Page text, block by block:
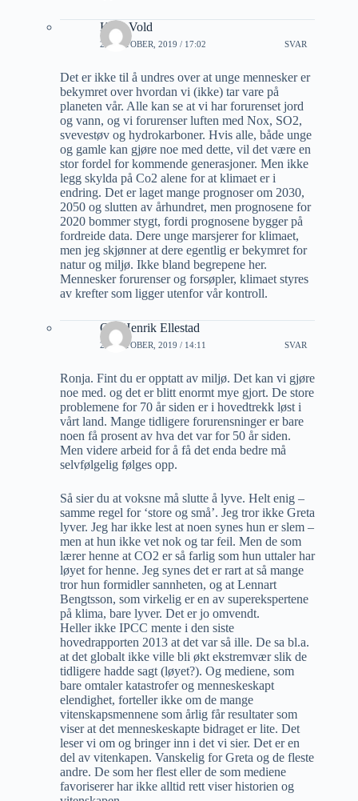
Knut Vold
20 OKTOBER, 2019 / 17:02 SVAR
Det er ikke til å undres over at unge mennesker er
bekymret over hvordan vi (ikke) tar vare på
planeten vår. Alle kan se at vi har forurenset jord
og vann, og vi forurenser luften med Nox, SO2,
svevestøv og hydrokarboner. Hvis alle, både unge
og gamle kan gjøre noe med dette, vil det være en
stor fordel for kommende generasjoner. Men ikke
legg skylda på Co2 alene for at klimaet er i
endring. Det er laget mange prognoser om 2030,
2050 og slutten av århundret, men prognosene for
2020 bommer stygt, fordi prognosene bygger på
fordreide data. Dere unge marsjerer for klimaet,
men jeg skjønner at dere egentlig er bekymret for
natur og miljø. Ikke bland begrepene her.
Mennesker forurenser og forsøpler, klimaet styres
av krefter som ligger utenfor vår kontroll.
Ole Henrik Ellestad
21 OKTOBER, 2019 / 14:11 SVAR
Ronja. Fint du er opptatt av miljø. Det kan vi gjøre
noe med. og det er blitt enormt mye gjort. De store
problemene for 70 år siden er i hovedtrekk løst i
vårt land. Mange tidligere forurensninger er bare
noen få prosent av hva det var for 50 år siden.
Men videre arbeid for å få det enda bedre må
selvfølgelig følges opp.
Så sier du at voksne må slutte å lyve. Helt enig –
samme regel for ‘store og små’. Jeg tror ikke Greta
lyver. Jeg har ikke lest at noen synes hun er slem –
men at hun ikke vet nok og tar feil. Men de som
lærer henne at CO2 er så farlig som hun uttaler har
løyet for henne. Jeg synes det er rart at så mange
tror hun formidler sannheten, og at Lennart
Bengtsson, som virkelig er en av superekspertene
på klima, bare lyver. Det er jo omvendt.
Heller ikke IPCC mente i den siste
hovedrapporten 2013 at det var så ille. De sa bl.a.
at det globalt ikke ville bli økt ekstremvær slik de
tidligere hadde sagt (løyet?). Og mediene, som
bare omtaler katastrofer og menneskeskapt
elendighet, forteller ikke om de mange
vitenskapsmennene som årlig får resultater som
viser at det menneskeskapte bidraget er lite. Det
leser vi om og bringer inn i det vi sier. Det er en
del av vitenkapen. Vanskelig for Greta og de fleste
andre. De som her flest eller de som mediene
favoriserer har ikke alltid rett viser historien og